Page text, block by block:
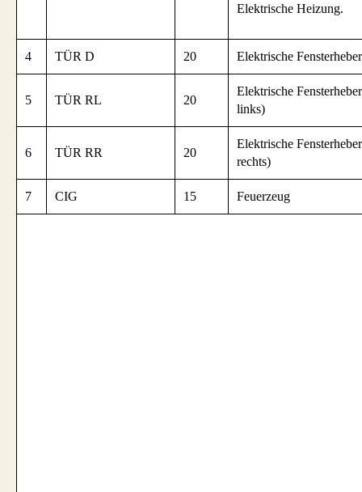
Elektrische Heizung.
4 TÜR D 20 Elektrische Fensterheber
5 TÜR RL 20
Elektrische
links)
6 TÜR RR 20
Elektrische
rechts)
7 CIG 15 Feuerzeug